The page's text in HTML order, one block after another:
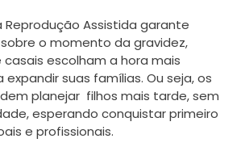
Assistida garante
o momento da gravidez,
escolham a hora mais
suas famílias. Ou seja, os
planejar filhos mais tarde, sem
esperando conquistar primeiro
e profissionais.